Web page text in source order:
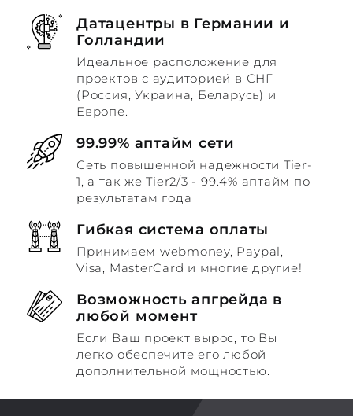
Датацентры в Германии и
Голландии
Идеальное расположение для
проектов с аудиторией в СНГ
(Россия, Украина, Беларусь) и
Европе.
99.99% аптайм сети
Сеть повышенной надежности Tier-
1, а так же Tier2/3 - 99.4% аптайм по
результатам года
Гибкая система оплаты
Принимаем webmoney, Paypal,
Visa, MasterCard и многие другие!
Возможность апгрейда в
любой момент
Если Ваш проект вырос, то Вы
легко обеспечите его любой
дополнительной мощностью.